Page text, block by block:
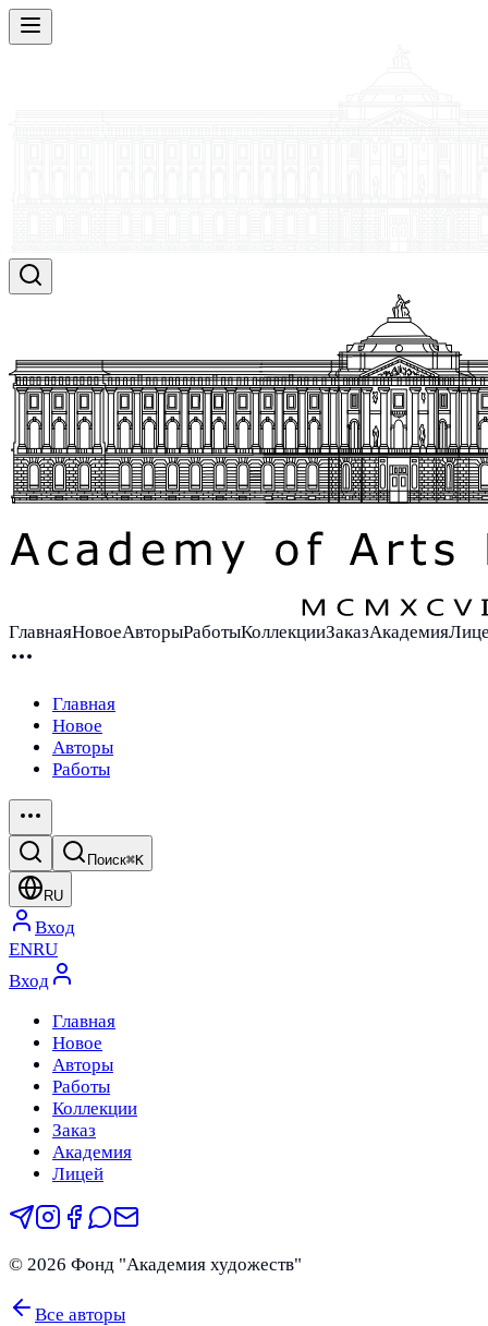
ГлавнаяНовоеАвторыРаботыКоллекцииЗаказАкадемия
Главная
Новое
Авторы
Работы
Поиск⌘K
RU
Вход
ENRU
Вход
Главная
Новое
Авторы
Работы
Коллекции
Заказ
Академия
Лицей
© 2026 Фонд "Академия художеств"
Все авторы